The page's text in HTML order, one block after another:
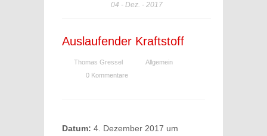
04 Dez. 2017
Auslaufender Kraftstoff
Thomas Gressel
Allgemein
0 Kommentare
Datum: 4. Dezember 2017 um